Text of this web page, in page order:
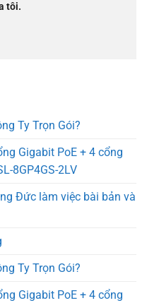
tôi.
Ty Trọn Gói?
Gigabit PoE + 4 cổng
8GP4GS-2LV
Đức làm việc bài bản và
Ty Trọn Gói?
Gigabit PoE + 4 cổng